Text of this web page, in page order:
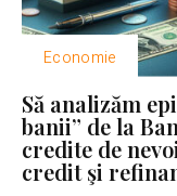
Economie
Să analizăm
banii” de la
credite de
credit şi